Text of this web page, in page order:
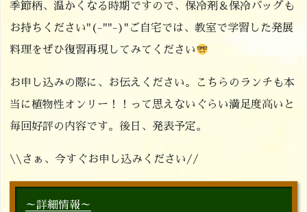
季節柄、温かくなる時期ですので、保冷剤＆保冷バッグも
お持ちください"(-""-)"ご自宅では、教室で学習した発展
料理をぜひ復習再現してみてください
お申し込みの際に、お伝えください。こちらのランチも本
当に植物性オンリー！！って思えないぐらい満足度高いと
毎回好評の内容です。後日、発表予定。
\\さぁ、今すぐお申し込みください//
～詳細情報～